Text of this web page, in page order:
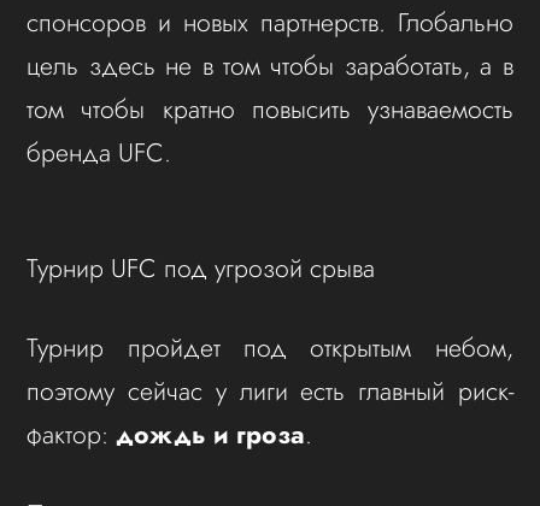
спонсоров и новых партнерств. Глобально
цель здесь не в том чтобы заработать, а в
том чтобы кратно повысить узнаваемость
бренда UFC.
Турнир UFC под угрозой срыва
Турнир пройдет под открытым небом,
поэтому сейчас у лиги есть главный риск-
фактор:дождь и гроза.